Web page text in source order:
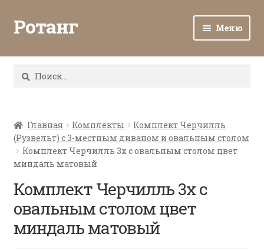
Ротанг Меню
Каталог
Все о ротанге
Контакты
Найти:
Главная Комплекты
Комплект Черчилль
(Рузвельт) с 3-местным диваном и овальным столом
Комплект Черчилль 3х с овальным столом цвет
миндаль матовый
Комплект Черчилль 3х с
овальным столом цвет
миндаль матовый